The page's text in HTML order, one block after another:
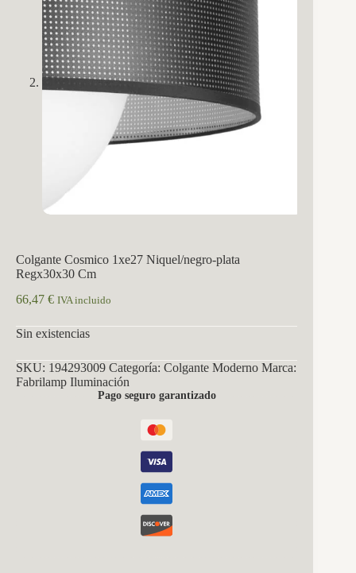
Colgante Cosmico 1xe27 Niquel/negro-plata
Regx30x30 Cm
66,47 € IVA incluido
Sin existencias
SKU: 194293009 Categoría: Colgante Moderno Marca:
Fabrilamp Iluminación
Pago seguro garantizado